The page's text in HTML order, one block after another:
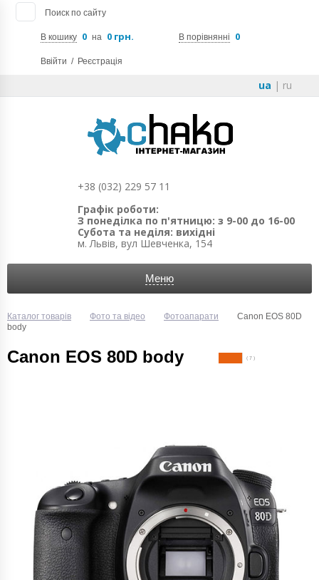
Поиск по сайту
В кошику 0 на 0 грн. В порівнянні 0
Ввійти / Реєстрація
ua | ru
+38 (032) 229 57 11
Графік роботи:
З понеділка по п'ятницю: з 9-00 до 16-00
Субота та неділя: вихідні
м. Львів, вул Шевченка, 154
Меню
Каталог товарів Фото та відео Фотоапарати
Canon EOS 80D
body
Canon EOS 80D body ( 7 )